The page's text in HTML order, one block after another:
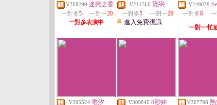
V308299 迷戀之香
一對多5 一對一20
一對多表演中
V211360 寶戀
一對多5 一對一20
進入免費視訊
V249039
一對多8
一對一忙
V305524 唯汐 V300840 8秒妹 V307708